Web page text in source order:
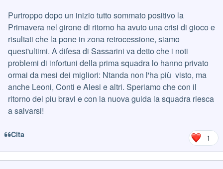
Purtroppo dopo un inizio tutto sommato positivo la
Primavera nel girone di ritorno ha avuto una crisi di gioco e
risultati che la pone in zona retrocessione, siamo
quest'ultimi. A difesa di Sassarini va detto che i noti
problemi di infortuni della prima squadra lo hanno privato
ormai da mesi dei migliori: Ntanda non l'ha più visto, ma
anche Leoni, Conti e Alesi e altri. Speriamo che con il
ritorno dei piu bravi e con la nuova guida la squadra riesca
a salvarsi!
Cita 1